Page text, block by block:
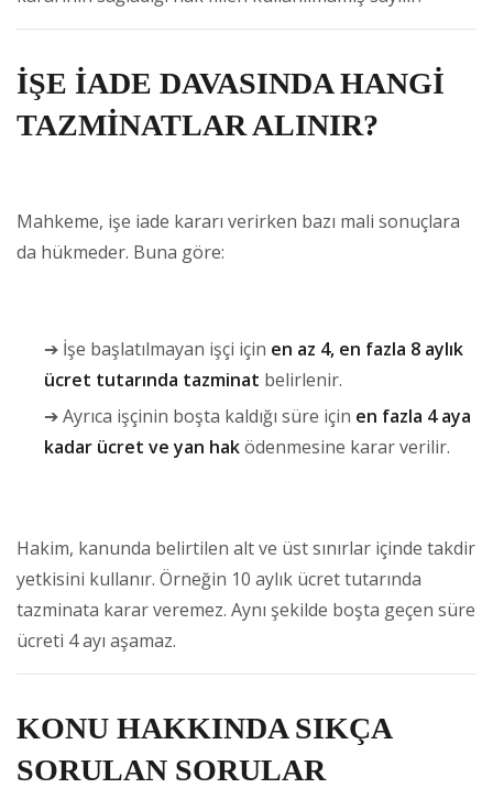
İŞE İADE DAVASINDA HANGİ
TAZMİNATLAR ALINIR?
Mahkeme, işe iade kararı verirken bazı mali sonuçlara
da hükmeder. Buna göre:
➔ İşe başlatılmayan işçi için en az 4, en fazla 8 aylık
ücret tutarında tazminat belirlenir.
➔ Ayrıca işçinin boşta kaldığı süre için en fazla 4 aya
kadar ücret ve yan haködenmesine karar verilir.
Hakim, kanunda belirtilen alt ve üst sınırlar içinde takdir
yetkisini kullanır. Örneğin 10 aylık ücret tutarında
tazminata karar veremez. Aynı şekilde boşta geçen süre
ücreti 4 ayı aşamaz.
KONU HAKKINDA SIKÇA
SORULAN SORULAR